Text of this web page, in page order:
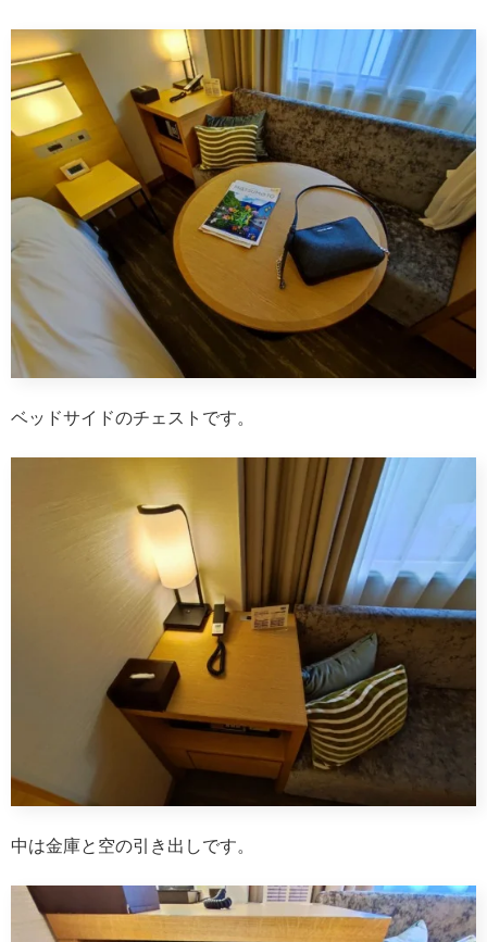
ベッドサイドのチェストです。
中は金庫と空の引き出しです。